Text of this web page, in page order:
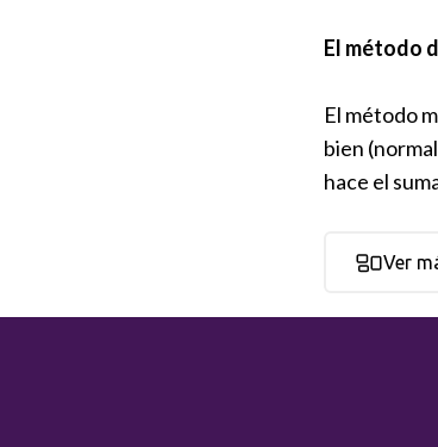
El método
El método
bien
hace el
Ver